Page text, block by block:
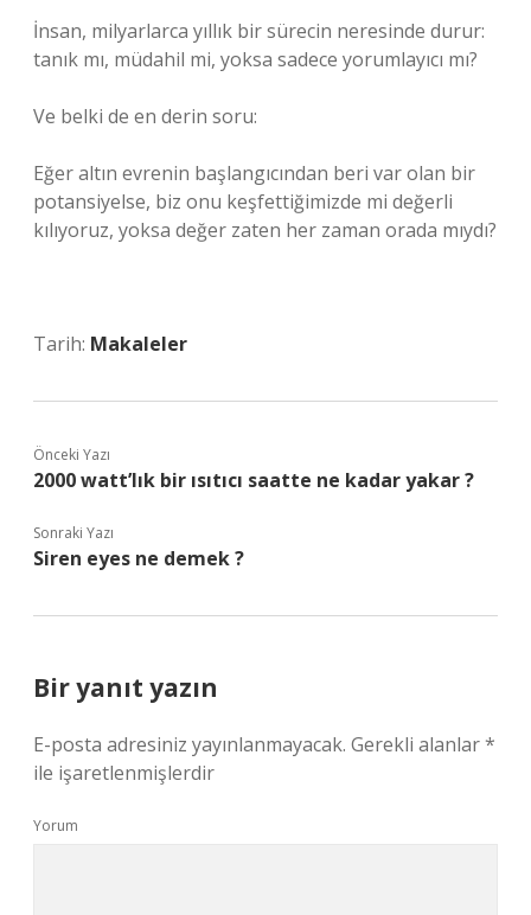
İnsan, milyarlarca yıllık bir sürecin neresinde durur:
tanık mı, müdahil mi, yoksa sadece yorumlayıcı mı?
Ve belki de en derin soru:
Eğer altın evrenin başlangıcından beri var olan bir
potansiyelse, biz onu keşfettiğimizde mi değerli
kılıyoruz, yoksa değer zaten her zaman orada mıydı?
Tarih: Makaleler
Önceki Yazı
2000 watt’lık bir ısıtıcı saatte ne kadar yakar ?
Sonraki Yazı
Siren eyes ne demek ?
Bir yanıt yazın
E-posta adresiniz yayınlanmayacak. Gerekli alanlar*
ile işaretlenmişlerdir
Yorum